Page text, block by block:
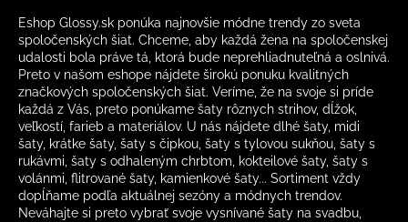
Eshop Glossy.sk ponúka najnovšie módne trendy zo sveta
spoločenských šiat. Chceme, aby každá žena na spoločenskej
udalosti bola práve tá, ktorá bude neprehliadnuteľná a oslnivá.
Preto v našom eshope nájdete širokú ponuku kvalitných
značkových spoločenských šiat. Veríme, že na svoje si príde
každá z Vás, preto ponúkame šaty rôznych strihov, dĺžok,
veľkostí, farieb a materiálov. U nás nájdete dlhé šaty, midi
šaty, krátke šaty, šaty s čipkou, šaty s tylovou sukňou, šaty s
rukávmi, šaty s odhaleným chrbtom, kokteilové šaty, šaty s
volánmi, flitrované šaty, kamienkové šaty... Sortiment vždy
dopĺňame podľa aktuálnej sezóny a módnych trendov.
Neváhajte si preto vybrať svoje vysnívané šaty na svadbu,